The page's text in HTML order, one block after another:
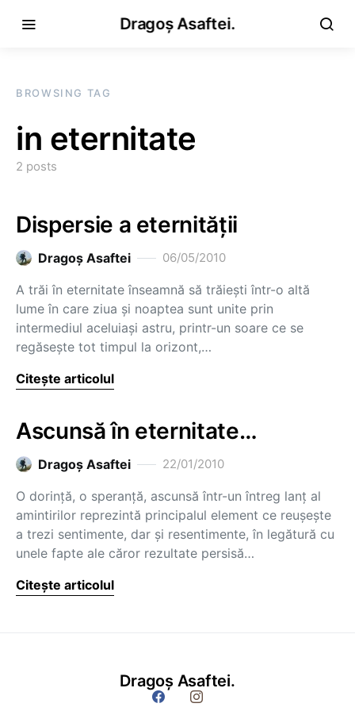
Dragoș Asaftei.
BROWSING TAG
in eternitate
2 posts
Dispersie a eternităţii
Dragoş Asaftei 06/05/2010
A trăi în eternitate înseamnă să trăieşti într-o altă
lume în care ziua şi noaptea sunt unite prin
intermediul aceluiaşi astru, printr-un soare ce se
regăseşte tot timpul la orizont,…
Citește articolul
Ascunsă în eternitate…
Dragoş Asaftei 22/01/2010
O dorinţă, o speranţă, ascunsă într-un întreg lanţ al
amintirilor reprezintă principalul element ce reuşeşte
a trezi sentimente, dar şi resentimente, în legătură cu
unele fapte ale căror rezultate persisă…
Citește articolul
Dragoș Asaftei.